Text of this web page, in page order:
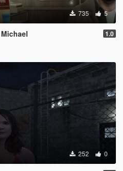
735 5
1.0
252 0